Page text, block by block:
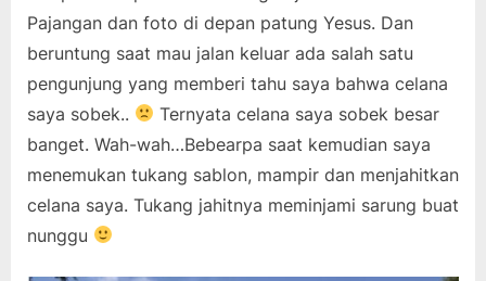
Pajangan dan foto di depan patung Yesus. Dan
beruntung saat mau jalan keluar ada salah satu
pengunjung yang memberi tahu saya bahwa celana
saya sobek..
Ternyata celana saya sobek besar
banget. Wah-wah…Bebearpa saat kemudian saya
menemukan tukang sablon, mampir dan menjahitkan
celana saya. Tukang jahitnya meminjami sarung buat
nunggu